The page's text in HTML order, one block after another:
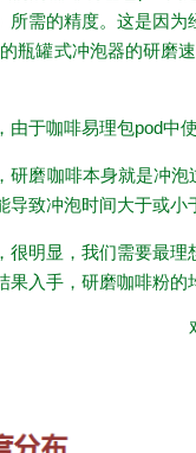
所需的精度。这是因为
瓶罐式冲泡器的研磨
由于咖啡易理包pod中
研磨咖啡本身就是冲
导致冲泡时间大于或小
很明显，我们需要最
果入手，研磨咖啡粉的